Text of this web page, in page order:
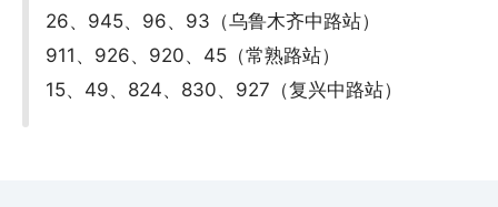
26、945、96、93（乌鲁木齐中路站）
911、926、920、45（常熟路站）
15、49、824、830、927（复兴中路站）